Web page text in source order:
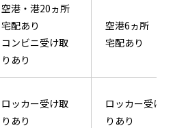
空港・港20ヵ所
宅配あり
コンビニ受け取
りあり
空港6ヵ所
宅配あり
ロッカー受け取
りあり
ロッカー受け取
りあり